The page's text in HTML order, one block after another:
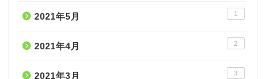
2021年5月 1
2021年4月 2
2021年3月 3